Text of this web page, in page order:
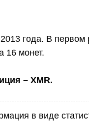
года. В первом
16 монет.
– XMR.
в виде